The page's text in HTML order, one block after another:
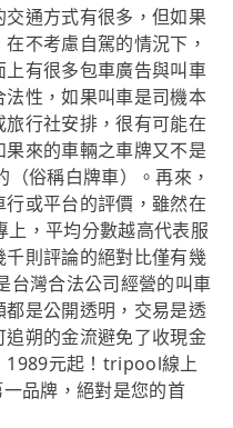
通方式有很多，但如果
不考慮自駕的情況下，
有很多包車廣告與叫車
性，如果叫車是司機本
行社安排，很有可能在
來的車輛之車牌又不是
俗稱白牌車）。再來，
或平台的評價，雖然在
，平均分數越高代表服
則評論的絕對比僅有幾
灣合法公司經營的叫車
是公開透明，交易是透
朔的金流避免了收現金
1989元起！tripool線上
品牌，絕對是您的首